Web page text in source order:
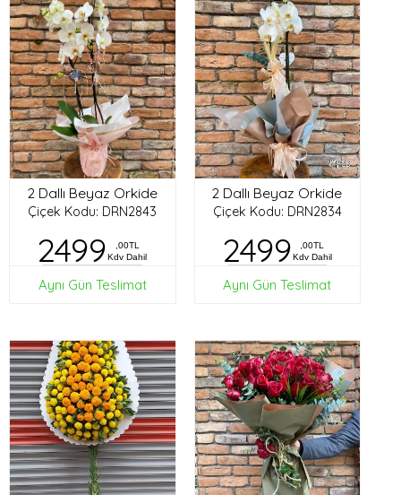
2 Dallı Beyaz Orkide
Çiçek Kodu: DRN2843
2499
,00TL
Kdv Dahil
Aynı Gün Teslimat
2 Dallı Beyaz Orkide
Çiçek Kodu: DRN2834
2499
,00TL
Kdv Dahil
Aynı Gün Teslimat